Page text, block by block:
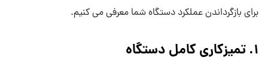
برای بازگرداندن عملکرد دستگاه شما معرفی می‌ کنیم.
۱. تمیزکاری کامل دستگاه